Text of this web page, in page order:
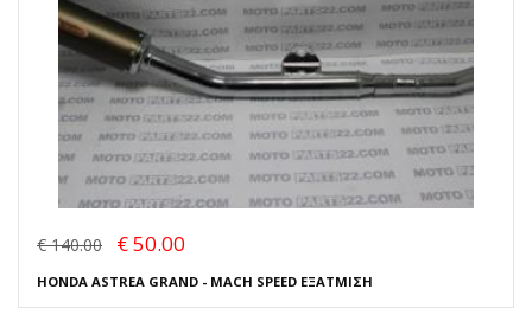
€ 140.00 € 50.00
HONDA ASTREA GRAND - MACH SPEED ΕΞΑΤΜΙΣΗ